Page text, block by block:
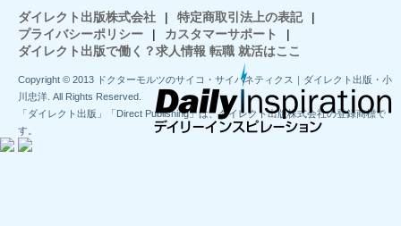
ダイレクト出版株式会社 | 特定商取引法上の表記
|
プライバシーポリシー
| カスタマーサポート
|
ダイレクト出版で働く？求人情報 転職 就活はここ
Copyright © 2013 ドクターモルツのサイコ・サイバネティクス｜ダイレクト出版・小
川忠洋. All Rights Reserved.
「ダイレクト出版」「Direct Publishing」は、ダイレクト出版株式会社の登録商標で
す。